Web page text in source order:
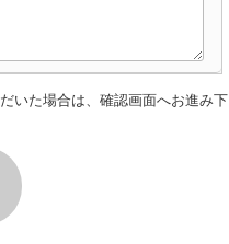
いた場合は、確認画面へお進み下